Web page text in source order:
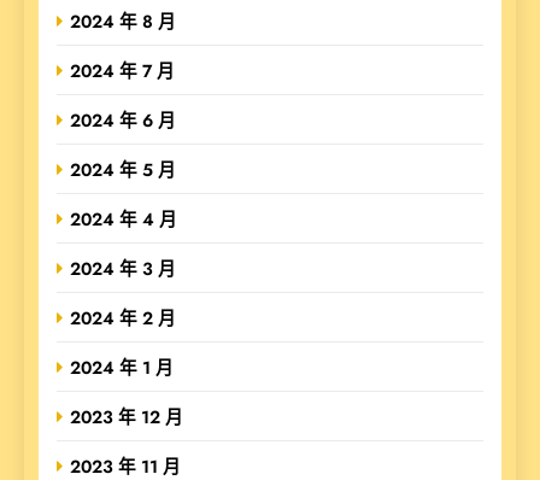
2024 年 8 月
2024 年 7 月
2024 年 6 月
2024 年 5 月
2024 年 4 月
2024 年 3 月
2024 年 2 月
2024 年 1 月
2023 年 12 月
2023 年 11 月